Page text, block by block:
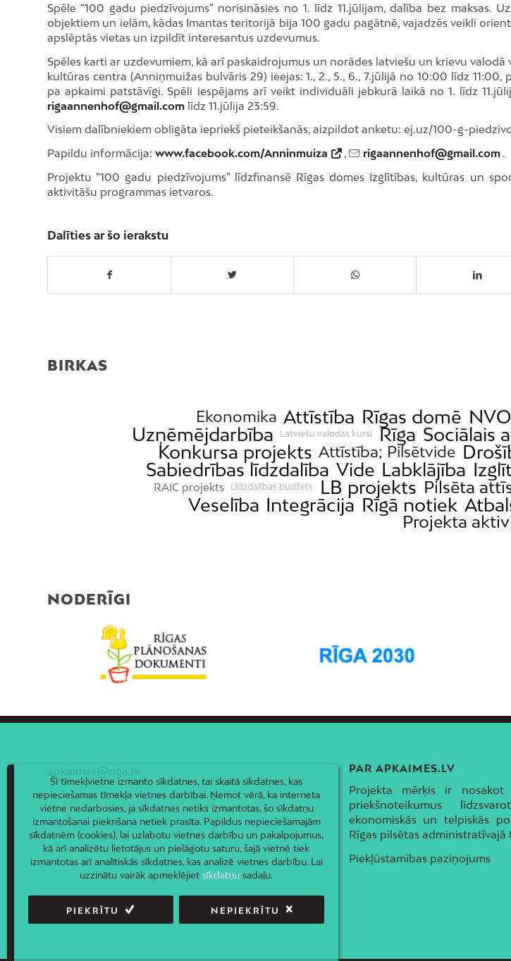
Spēle “100 gadu piedzīvojums” norisināsies no 1. līdz 11.jūlijam, dalība bez maksas.
objektiem un ielām, kādas Imantas teritorijā bija 100 gadu pagātnē, vajadzēs veikli
apslēptās vietas un izpildīt interesantus uzdevumus.
Spēles karti ar uzdevumiem, kā arī paskaidrojumus un norādes latviešu un krievu valodā
kultūras centra (Anniņmuižas bulvāris 29) ieejas: 1., 2., 5., 6., 7.jūlijā no 10:00 līdz
pa apkaimi patstāvīgi. Spēli iespējams arī veikt individuāli jebkurā laikā no 1. līdz
rigaannenhof@gmail.com līdz 11.jūlija 23:59.
Visiem dalībniekiem obligāta iepriekš pieteikšanās, aizpildot anketu: ej.uz/100-g-
Papildu informācija: www.facebook.com/Anninmuiza , rigaannenhof@gmail.com .
Projektu “100 gadu piedzīvojums” līdzfinansē Rīgas domes Izglītības, kultūras un
aktivitāšu programmas ietvaros.
Dalīties ar šo ierakstu
BIRKAS
Ekonomika Attīstība Rīgas domē
Uzņēmējdarbība
Latviešu valodas kursi Rīga Sociālais
Konkursa projekts Attīstība; Pilsētvide
Sabiedrības līdzdalība Vide Labklājība
RAIC projekts Līdzdalības budžets LB projekts Pilsēta
Veselība Integrācija Rīgā notiek
Projekta
NODERĪGI
apkaimes@riga.lv PAR APKAIMES.LV
Projekta mērķis ir nosakot
priekšnoteikumus
ekonomiskās un telpiskās
Rīgas pilsētas administratīvajā
Piekļūstamības paziņojums
Šī tīmekļvietne izmanto sīkdatnes, tai skaitā sīkdatnes, kas
nepieciešamas tīmekļa vietnes darbībai. Ņemot vērā, ka interneta
vietne nedarbosies, ja sīkdatnes netiks izmantotas, šo sīkdatņu
izmantošanai piekrišana netiek prasīta. Papildus nepieciešamajām
sīkdatnēm (cookies), lai uzlabotu vietnes darbību un pakalpojumus,
kā arī analizētu lietotājus un pielāgotu saturu, šajā vietnē tiek
izmantotas arī analītiskās sīkdatnes, kas analizē vietnes darbību. Lai
uzzinātu vairāk apmeklējietsīkdatņu sadaļu.
PIEKRĪTU NEPIEKRĪTU